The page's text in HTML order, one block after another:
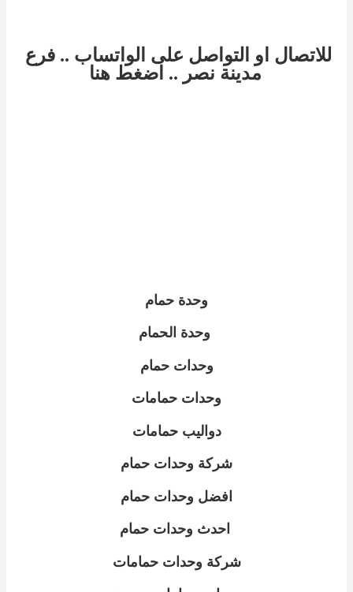
للاتصال او التواصل على الواتساب .. فرع
مدينة نصر .. اضغط هنا
وحدة حمام
وحدات حمامات
دواليب حمامات
شركة وحدات حمام
افضل وحدات حمام
شركة وحدات حمامات